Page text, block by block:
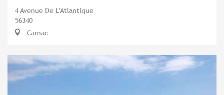
4 Avenue De L'Atlantique
56340
Carnac